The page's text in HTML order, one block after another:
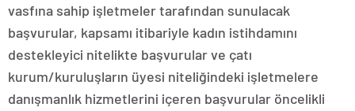
vasfına sahip işletmeler tarafından sunulacak
başvurular, kapsamı itibariyle kadın istihdamını
destekleyici nitelikte başvurular ve çatı
kurum/kuruluşların üyesi niteliğindeki işletmelere
danışmanlık hizmetlerini içeren başvurular öncelikli